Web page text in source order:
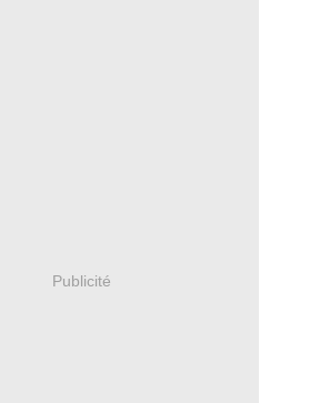
Publicité